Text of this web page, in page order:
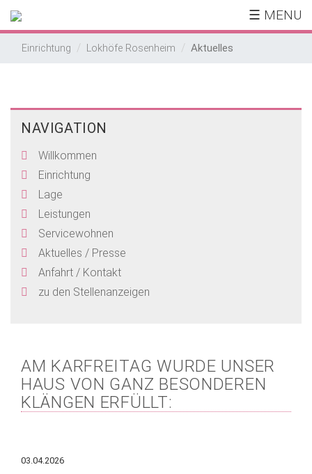
☰ MENU
Einrichtung Lokhöfe Rosenheim Aktuelles
NAVIGATION
Willkommen
Einrichtung
Lage
Leistungen
Servicewohnen
Aktuelles / Presse
Anfahrt / Kontakt
zu den Stellenanzeigen
AM KARFREITAG WURDE UNSER
HAUS VON GANZ BESONDEREN
KLÄNGEN ERFÜLLT:
03.04.2026